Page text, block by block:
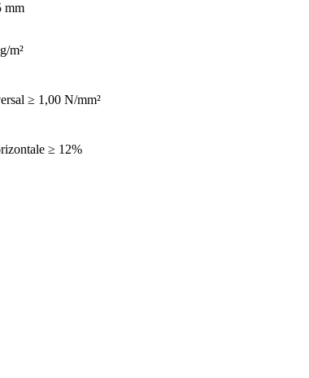
mm
m²
≥ 1,00 N/mm²
≥ 12%